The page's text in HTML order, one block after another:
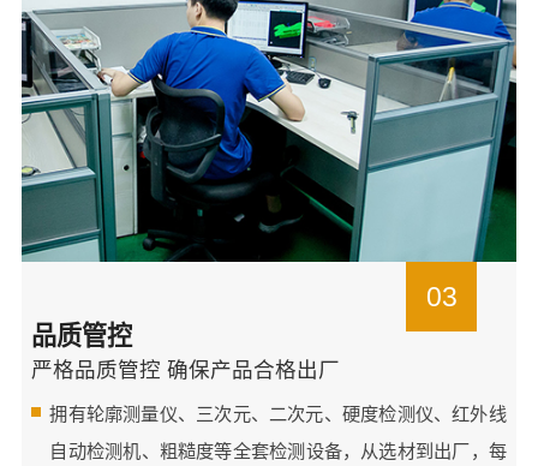
03
品质管控
严格品质管控 确保产品合格出厂
拥有轮廓测量仪、三次元、二次元、硬度检测仪、红外线
自动检测机、粗糙度等全套检测设备，从选材到出厂，每